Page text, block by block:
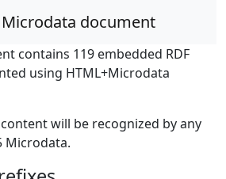
Microdata document
contains 119 embedded RDF
using HTML+Microdata
will be recognized by any
Microdata.